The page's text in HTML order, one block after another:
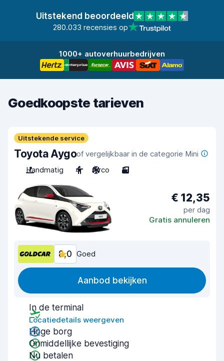
Uitstekend beoordeeld
280.033 recensies op
1000+ autoverhuurbedrijven
Goedkoopste tarieven
Uitstekende service
Toyota Aygoof vergelijkbaar in de categorie Mini
Handmatig
4 Airco 3
€ 12,35
per dag
Gratis annuleren
8,0 Goed
Aanbod bekijken
In de terminal
Locatiedetails weergeven
Hoge borg
Onmiddellijke bevestiging
Nu betalen